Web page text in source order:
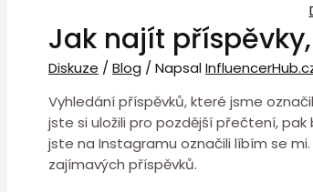
Jak najít
Diskuze / Blog / Napsal
Vyhledání příspěvků, které jsme
jste si uložili pro pozdější přečtení,
jste na Instagramu označili líbím se
zajímavých příspěvků.